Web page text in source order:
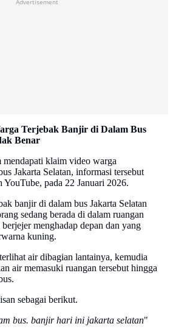
Advertisement
Terjebak Banjir di Dalam Bus
Benar
klaim video warga
Jakarta Selatan, informasi tersebut
YouTube, pada 22 Januari 2026.
banjir di dalam bus Jakarta Selatan
sedang berada di dalam ruangan
menghadap depan dan yang
kuning.
air dibagian lantainya, kemudia
air memasuki ruangan tersebut hingga
sebagai berikut.
bus. banjir hari ini jakarta selatan"